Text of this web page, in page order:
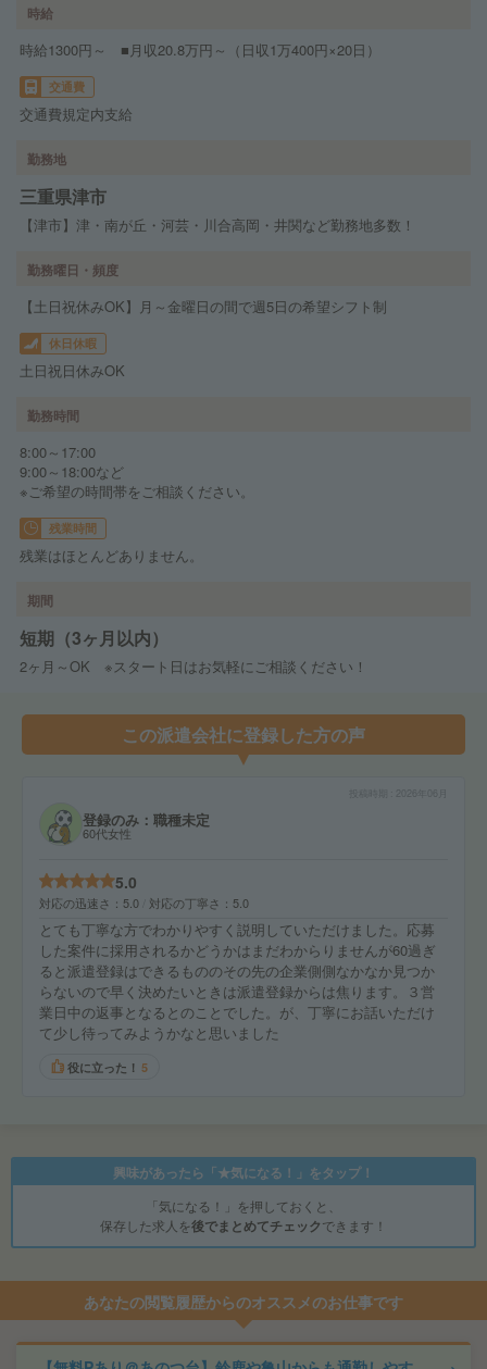
時給
時給1300円～ ■月収20.8万円～（日収1万400円×20日）
交通費
交通費規定内支給
勤務地
三重県津市
【津市】津・南が丘・河芸・川合高岡・井関など勤務地多数！
勤務曜日・頻度
【土日祝休みOK】月～金曜日の間で週5日の希望シフト制
休日休暇
土日祝日休みOK
勤務時間
8:00～17:00
9:00～18:00など
※ご希望の時間帯をご相談ください。
残業時間
残業はほとんどありません。
期間
短期（3ヶ月以内）
2ヶ月～OK ※スタート日はお気軽にご相談ください！
この派遣会社に登録した方の声
登録のみ：職種未定
60代女性
5.0
対応の迅速さ 5.0 対応の丁寧さ 5.0
とても丁寧な方でわかりやすく説明していただけました。応募
した案件に採用されるかどうかはまだわからりませんが60過ぎ
ると派遣登録はできるもののその先の企業側側なかなか見つか
らないので早く決めたいときは派遣登録からは焦ります。３営
業日中の返事となるとのことでした。が、丁寧にお話いただけ
て少し待ってみようかなと思いました
役に立った！ 5
興味があったら「★気になる！」をタップ！
「気になる！」を押しておくと、
保存した求人を後でまとめてチェックできます！
あなたの閲覧履歴からのオススメのお仕事です